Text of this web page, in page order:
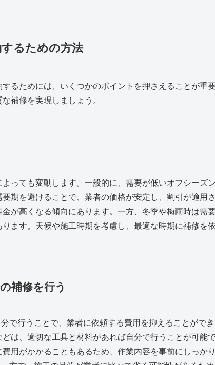
るための方法
るためには、いくつかのポイントを押さえることが重
補修を実現しましょう。
っても変動します。一般的に、需要が低いオフシーズ
期を避けることで、業者の価格が安定し、割引が適用
が高くなる傾向にあります。一方、冬季や梅雨時は需
ます。天候や施工時期を考慮し、最適な時期に補修を
補修を行う
で行うことで、業者に依頼する費用を抑えることがで
は、適切な工具と材料があれば自分で行うことが可能
用がかかることもあるため、作業内容を事前にしっか